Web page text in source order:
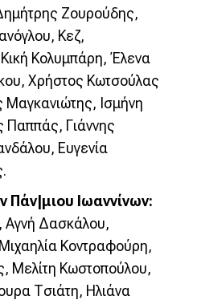
Ζουρούδης,
Κεζ,
Κική Κολυμπάρη, Έλενα
Χρήστος Κωτσούλας
Ισμήνη
Παππάς, Γιάννης
Ευγενία
Πάν|μιου Ιωαννίνων:
Αγνή Δασκάλου,
Κοντραφούρη,
Μελίτη Κωστοπούλου,
Τσιάτη, Ηλιάνα